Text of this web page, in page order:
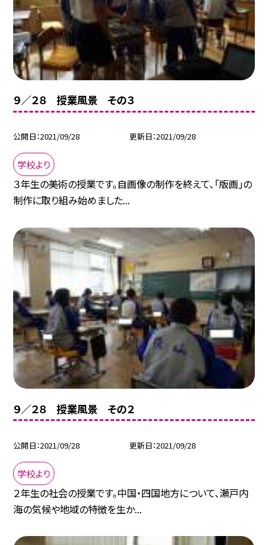
９／２８ 授業風景 その３
公開日 2021/09/28 更新日 2021/09/28
学校より
３年生の美術の授業です。自画像の制作を終えて、「版画」の
制作に取り組み始めました...
９／２８ 授業風景 その２
公開日 2021/09/28 更新日 2021/09/28
学校より
２年生の社会の授業です。中国・四国地方について、瀬戸内
海の気候や地域の特徴を生か...